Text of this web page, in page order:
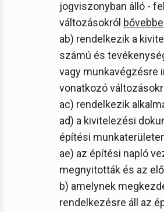
jogviszonyban álló -
változásokról
ab) rendelkezik a
számú és
vagy munkavégzésre
vonatkozó
ac) rendelkezik
ad) a kivitelezési
építési
ae) az építési napló
megnyitották és az
b) amelynek
rendelkezésre áll az